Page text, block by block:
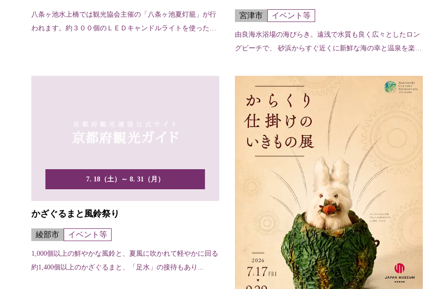
八条ヶ池水上橋では観光協会主催の「八条ヶ池夏灯籠」が行
われます。約３００個のＬＥＤキャンドルライトを使ったペ
宮津市 イベント等
由良海水浴場の海びらき。遠浅で水質も良く広々としたロン
グビーチで、 砂浜からすぐ近くに新鮮な海の幸と温泉を楽し
7. 18（土）～ 8. 31（月）
かざぐるまと風鈴祭り
綾部市 イベント等
1,000個以上の鮮やかな風鈴と、夏風に吹かれて軽やかに回る
約1,400個以上のかざぐるまと、「足水」の接待もあり...